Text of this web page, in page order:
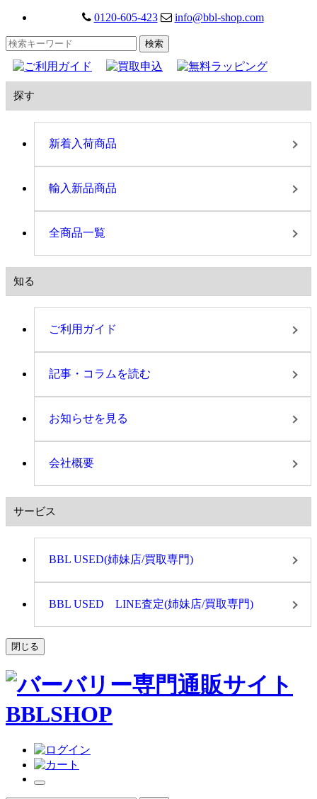
0120-605-423 info@bbl-shop.com
探す
新着入荷商品
輸入新品商品
全商品一覧
知る
ご利用ガイド
記事・コラムを読む
お知らせを見る
会社概要
サービス
BBL USED(姉妹店/買取専門)
BBL USED LINE査定(姉妹店/買取専門)
閉じる